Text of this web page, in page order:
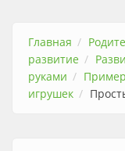
Главная
развитие
руками
игрушек